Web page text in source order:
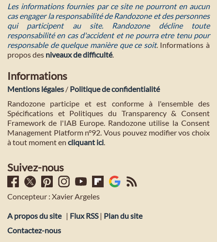
Les informations fournies par ce site ne pourront en aucun
cas engager la responsabilité de Randozone et des personnes
qui participent au site. Randozone décline toute
responsabilité en cas d'accident et ne pourra etre tenu pour
responsable de quelque manière que ce soit. Informations à
propos des niveaux de difficulté.
Informations
Mentions légales / Politique de confidentialité
Randozone participe et est conforme à l'ensemble des
Spécifications et Politiques du Transparency & Consent
Framework de l'IAB Europe. Randozone utilise la Consent
Management Platform n°92. Vous pouvez modifier vos choix
à tout moment en cliquant ici.
Suivez-nous
Concepteur : Xavier Argeles
A propos du site | Flux RSS| Plan du site
Contactez-nous